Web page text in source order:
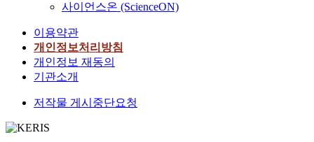
사이언스온 (ScienceON)
이용약관
개인정보처리방침
개인정보 재동의
기관소개
저작물 게시중단요청